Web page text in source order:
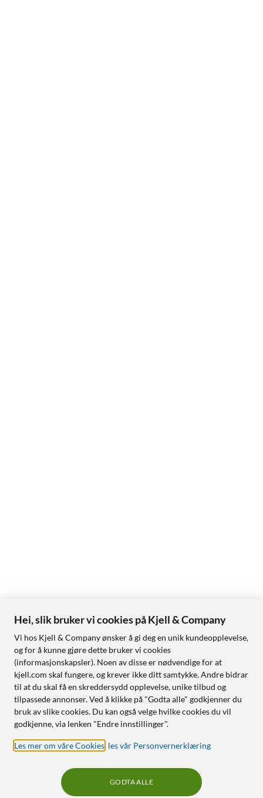
Hei, slik bruker vi cookies på Kjell & Company
Vi hos Kjell & Company ønsker å gi deg en unik kundeopplevelse,
og for å kunne gjøre dette bruker vi cookies
(informasjonskapsler). Noen av disse er nødvendige for at
kjell.com skal fungere, og krever ikke ditt samtykke. Andre bidrar
til at du skal få en skreddersydd opplevelse, unike tilbud og
tilpassede annonser. Ved å klikke på "Godta alle" godkjenner du
bruk av slike cookies. Du kan også velge hvilke cookies du vil
godkjenne, via lenken "Endre innstillinger".
Les mer om våre Cookies les vår Personvernerklæring
GODTA ALLE